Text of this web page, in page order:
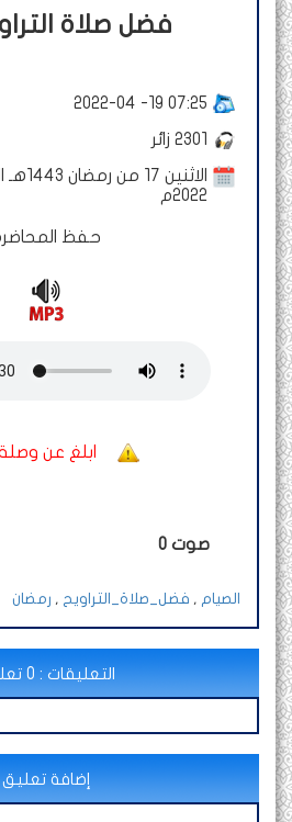
17 - فضل صلاة
2022-04 -19 07:25
2301 زائر
2022م
حفظ
ابلغ عن
0صوت
الصيام, فضل_صلاة_التراويح, رمضان
التعليقات : 0 تعليق
إضافة تعليق